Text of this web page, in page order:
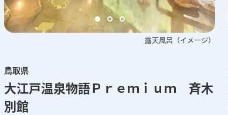
客室の一例（イメージ）
露天風呂（イメージ）
鳥取県
大江戸温泉物語Ｐｒｅｍｉｕｍ 斉木
別館